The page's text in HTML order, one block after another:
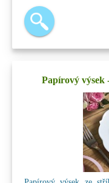
Papírový výsek